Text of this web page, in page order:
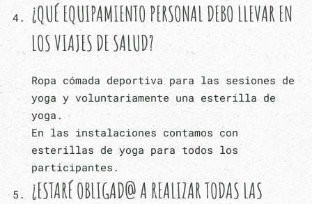
¿QUÉ EQUIPAMIENTO PERSONAL DEBO LLEVAR EN
LOS VIAJES DE SALUD?
Ropa cómada deportiva para las sesiones de
yoga y voluntariamente una esterilla de
yoga.
En las instalaciones contamos con
esterillas de yoga para todos los
participantes.
¿ESTARÉ OBLIGAD@ A REALIZAR TODAS LAS